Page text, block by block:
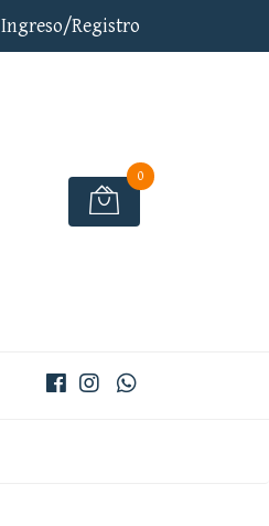
Ingreso/Registro
0